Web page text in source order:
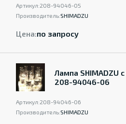
Артикул:208-94046-05
Производитель:SHIMADZU
Цена:по запросу
Лампа SHIMADZU
208-94046-06
Артикул:208-94046-06
Производитель:SHIMADZU